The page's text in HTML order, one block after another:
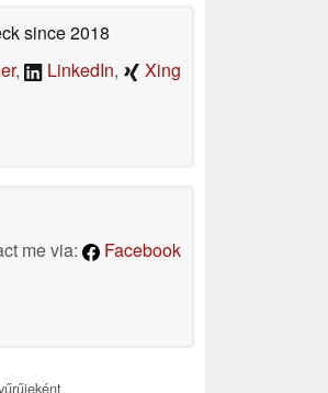
since 2018
, LinkedIn, Xing
me via:
Facebook